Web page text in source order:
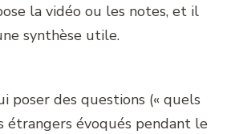
la vidéo ou les notes, et il
synthèse utile.
poser des questions (« quels
étrangers évoqués pendant le